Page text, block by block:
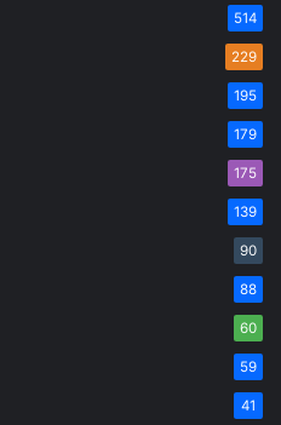
514
229
195
179
175
139
90
88
60
59
41